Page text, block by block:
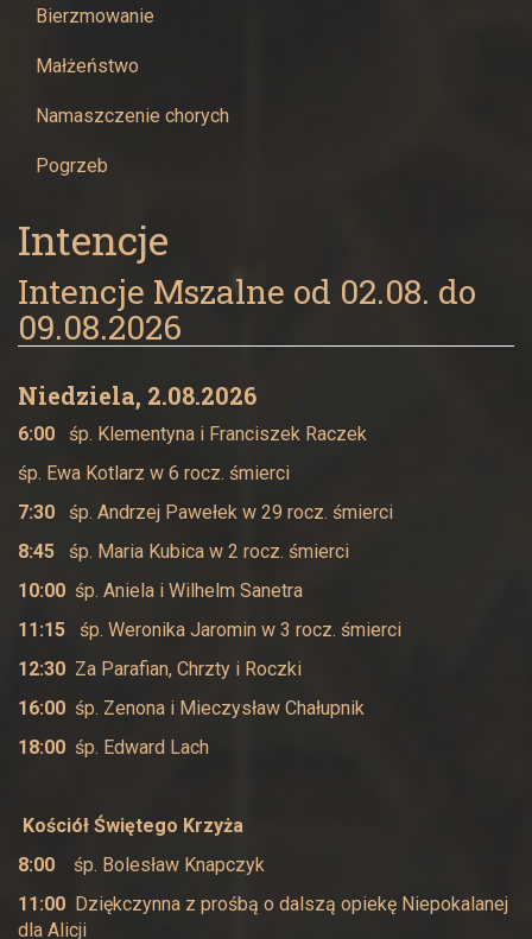
Bierzmowanie
Małżeństwo
Namaszczenie chorych
Pogrzeb
Intencje
Intencje Mszalne od 02.08. do
09.08.2026
Niedziela, 2.08.2026
6:00 śp. Klementyna i Franciszek Raczek
śp. Ewa Kotlarz w 6 rocz. śmierci
7:30 śp. Andrzej Pawełek w 29 rocz. śmierci
8:45 śp. Maria Kubica w 2 rocz. śmierci
10:00 śp. Aniela i Wilhelm Sanetra
11:15 śp. Weronika Jaromin w 3 rocz. śmierci
12:30 Za Parafian, Chrzty i Roczki
16:00 śp. Zenona i Mieczysław Chałupnik
18:00 śp. Edward Lach
Kościół Świętego Krzyża
8:00 śp. Bolesław Knapczyk
11:00 Dziękczynna z prośbą o dalszą opiekę Niepokalanej
dla Alicji